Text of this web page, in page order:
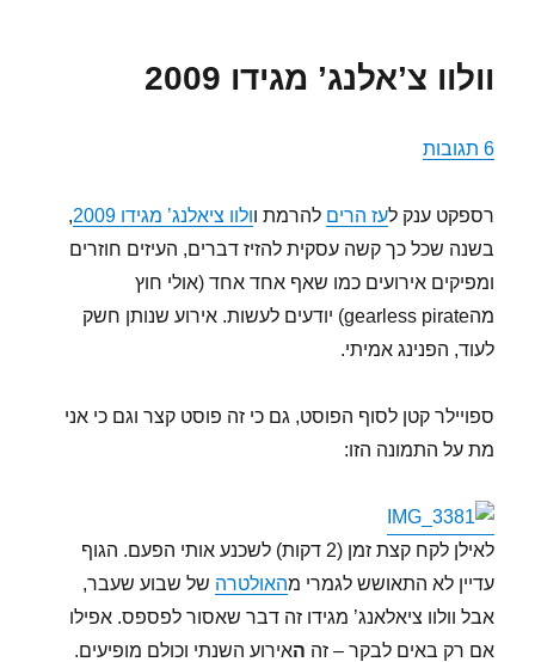
–
וולוו צ’אלנג’ מגידו 2009
6 תגובות
רספקט ענק לעז הרים להרמת וולוו ציאלנג’ מגידו 2009
,
בשנה שכל כך קשה עסקית להזיז דברים, העיזים חוזרים
ומפיקים אירועים כמו שאף אחד אחד (אולי חוץ
מהgearless pirate) יודעים לעשות. אירוע שנותן חשק
לעוד, הפנינג אמיתי.
ספויילר קטן לסוף הפוסט, גם כי זה פוסט קצר וגם כי אני
מת על התמונה הזו:
לאילן לקח קצת זמן (2 דקות) לשכנע אותי הפעם. הגוף
עדיין לא התאושש לגמרי מהאולטרה של שבוע שעבר,
אבל וולוו ציאלאנג’ מגידו זה דבר שאסור לפספס. אפילו
אם רק באים לבקר – זה האירוע השנתי וכולם מופיעים.